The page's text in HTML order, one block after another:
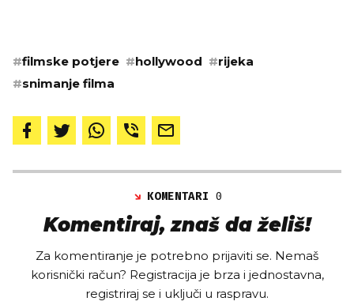
#filmske potjere #hollywood #rijeka
#snimanje filma
KOMENTARI0
Komentiraj, znaš da želiš!
Za komentiranje je potrebno prijaviti se. Nemaš
korisnički račun? Registracija je brza i jednostavna,
registriraj se i uključi u raspravu.